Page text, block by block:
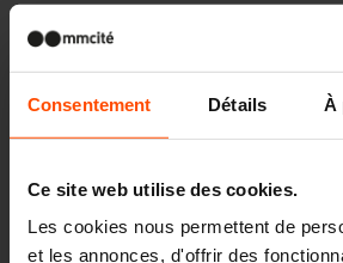
Consentement Détails À
Ce site web utilise des cookies.
Les cookies nous permettent de
et les annonces, d'offrir des
Autres projets